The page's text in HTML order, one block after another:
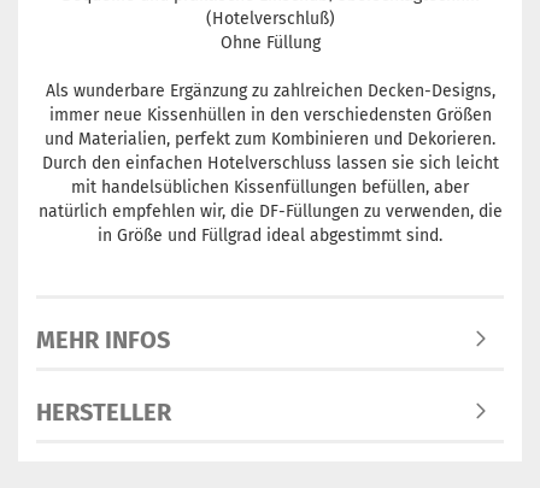
(Hotelverschluß)
Ohne Füllung
Als wunderbare Ergänzung zu zahlreichen Decken-Designs,
immer neue Kissenhüllen in den verschiedensten Größen
und Materialien, perfekt zum Kombinieren und Dekorieren.
Durch den einfachen Hotelverschluss lassen sie sich leicht
mit handelsüblichen Kissenfüllungen befüllen, aber
natürlich empfehlen wir, die DF-Füllungen zu verwenden, die
in Größe und Füllgrad ideal abgestimmt sind.
MEHR INFOS
HERSTELLER